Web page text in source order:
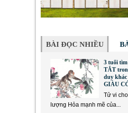
BÀI ĐỌC NHIỀU
3 tuổi
TẮT
duy khác
GIÀU
Tử vi
lượng Hỏa mạnh mẽ của...